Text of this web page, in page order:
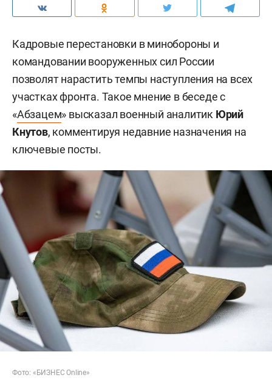
Кадровые перестановки в минобороны и
командовании вооруженных сил России
позволят нарастить темпы наступления на всех
участках фронта. Такое мнение в беседе с
«Абзацем» высказал военный аналитик Юрий
Кнутов, комментируя недавние назначения на
ключевые посты.
Фото: «БИЗНЕС Online»